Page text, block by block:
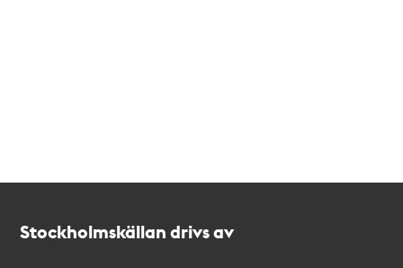
Stockholmskällan drivs av